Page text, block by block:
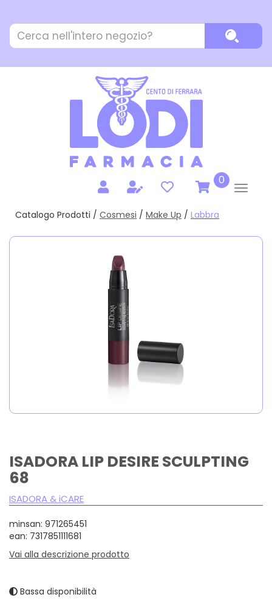
contenuto
principale
Cerca
Prodotto
0prodotti
inseriti
Catalogo Prodotti / Cosmesi / Make Up / Labbra
ISADORA LIP DESIRE SCULPTING
68
ISADORA & iCARE
minsan: 971265451
ean: 7317851111681
Vai alla descrizione prodotto
Bassa disponibilità